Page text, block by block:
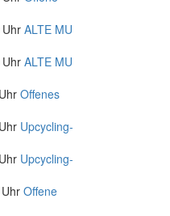
ALTE MU
ALTE MU
Offenes
Upcycling-
Upcycling-
Offene